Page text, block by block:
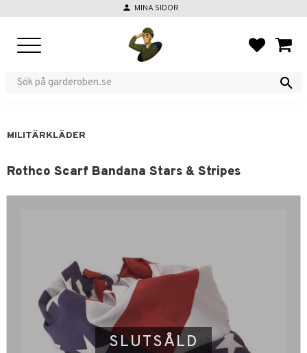
person MINA SIDOR
MILITÄRKLÄDER
Rothco Scarf Bandana Stars & Stripes
SLUTSÅLD